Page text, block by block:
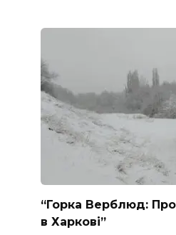
“Горка Верблюд:
в Харкові”